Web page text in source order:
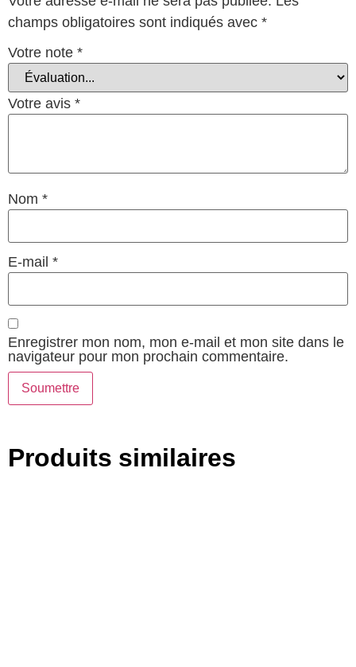
champs obligatoires sont indiqués avec *
Votre note *
Votre avis *
Nom *
E-mail *
Enregistrer mon nom, mon e-mail et mon site dans le
navigateur pour mon prochain commentaire.
Produits similaires